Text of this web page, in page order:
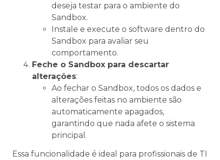
deseja testar para o ambiente do
Sandbox.
Instale e execute o software dentro do
Sandbox para avaliar seu
comportamento.
Feche o Sandbox para descartar
alterações:
Ao fechar o Sandbox, todos os dados e
alterações feitas no ambiente são
automaticamente apagados,
garantindo que nada afete o sistema
principal.
Essa funcionalidade é ideal para profissionais de TI